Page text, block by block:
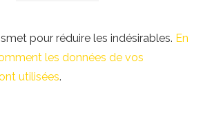
pour réduire les indésirables. En
les données de vos
utilisées.